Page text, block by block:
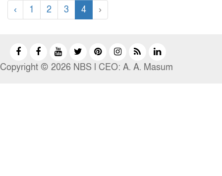
‹ 1 2 3 4 ›
Copyright © 2026 NBS l CEO: A. A. Masum